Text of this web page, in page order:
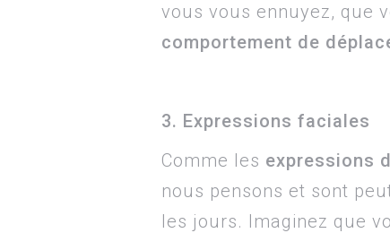
vous vous ennuyez, que
comportement de
3. Expressions faciales
Comme les expressions
nous pensons et sont
les jours. Imaginez que